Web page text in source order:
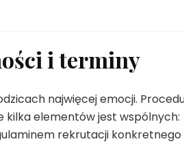
i terminy
najwięcej emocji.
kilka elementów jest wspólnych:
rekrutacji konkretnego